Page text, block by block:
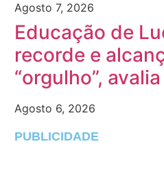
Agosto 7, 2026
Educação de
recorde e
“orgulho”,
Agosto 6, 2026
PUBLICIDADE